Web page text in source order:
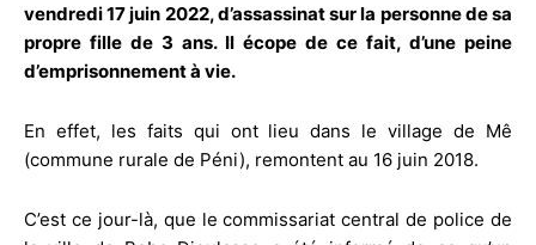
vendredi 17 juin 2022, d’assassinat sur la personne de sa
propre fille de 3 ans. Il écope de ce fait, d’une peine
d’emprisonnement à vie.
En effet, les faits qui ont lieu dans le village de Mê
(commune rurale de Péni), remontent au 16 juin 2018.
C’est ce jour-là, que le commissariat central de police de